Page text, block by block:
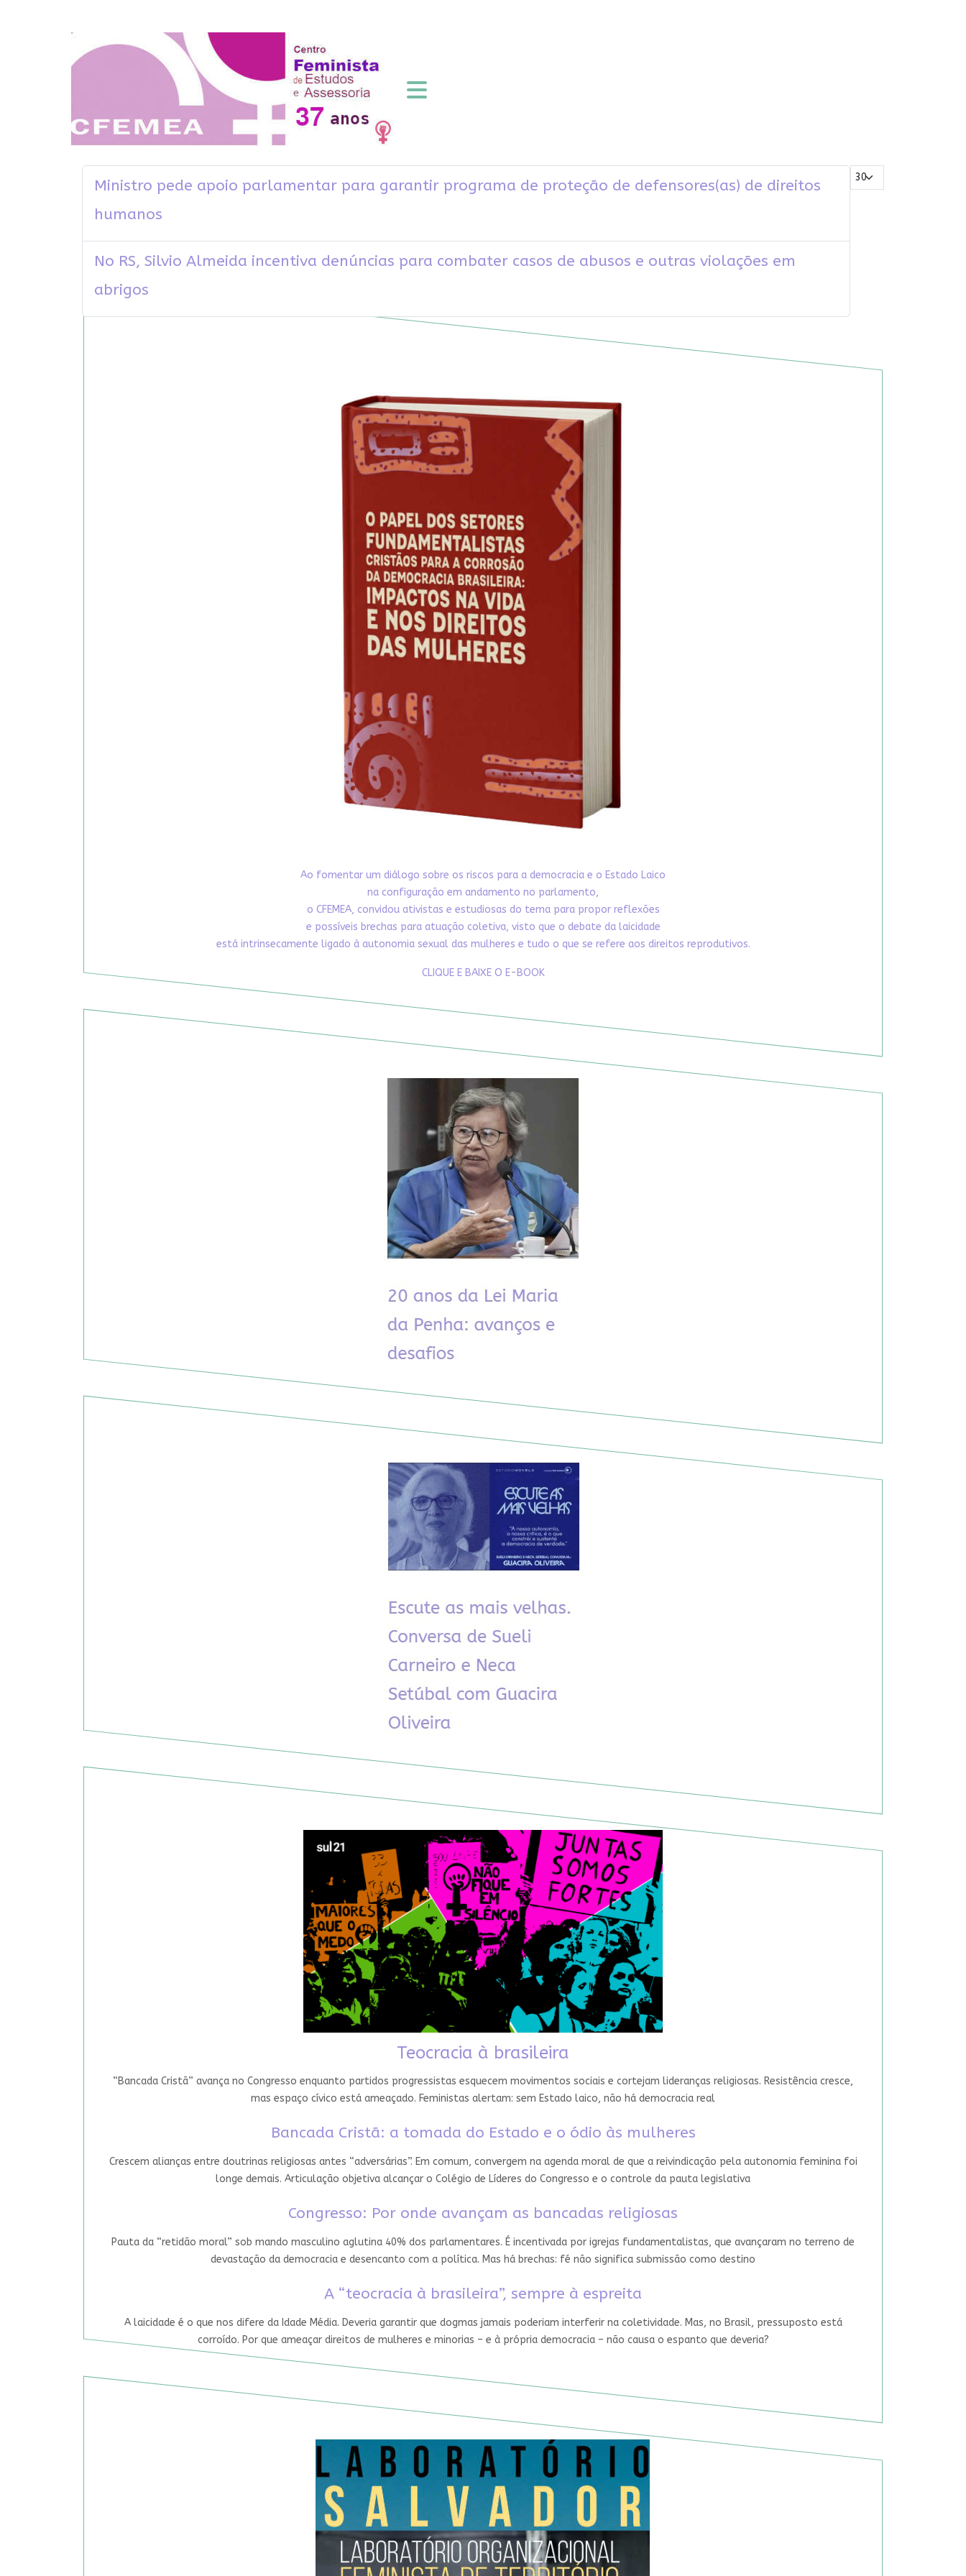
Mostrar #
Ministro pede apoio parlamentar para garantir programa de proteção de defensores(as) de direitos
humanos
No RS, Silvio Almeida incentiva denúncias para combater casos de abusos e outras violações em
abrigos
Ao fomentar um diálogo sobre os riscos para a democracia e o Estado Laico
na configuração em andamento no parlamento,
o CFEMEA, convidou ativistas e estudiosas do tema para propor reflexões
e possíveis brechas para atuação coletiva, visto que o debate da laicidade
está intrinsecamente ligado à autonomia sexual das mulheres e tudo o que se refere aos direitos reprodutivos.
CLIQUE E BAIXE O E-BOOK
Teocracia à brasileira
“Bancada Cristã” avança no Congresso enquanto partidos progressistas esquecem movimentos sociais e cortejam lideranças religiosas. Resistência cresce,
mas espaço cívico está ameaçado. Feministas alertam: sem Estado laico, não há democracia real
Bancada Cristã: a tomada do Estado e o ódio às mulheres
Crescem alianças entre doutrinas religiosas antes “adversárias”. Em comum, convergem na agenda moral de que a reivindicação pela autonomia feminina foi
longe demais. Articulação objetiva alcançar o Colégio de Líderes do Congresso e o controle da pauta legislativa
Congresso: Por onde avançam as bancadas religiosas
Pauta da “retidão moral” sob mando masculino aglutina 40% dos parlamentares. É incentivada por igrejas fundamentalistas, que avançaram no terreno de
devastação da democracia e desencanto com a política. Mas há brechas: fé não significa submissão como destino
A “teocracia à brasileira”, sempre à espreita
A laicidade é o que nos difere da Idade Média. Deveria garantir que dogmas jamais poderiam interferir na coletividade. Mas, no Brasil, pressuposto está
corroído. Por que ameaçar direitos de mulheres e minorias – e à própria democracia – não causa o espanto que deveria?